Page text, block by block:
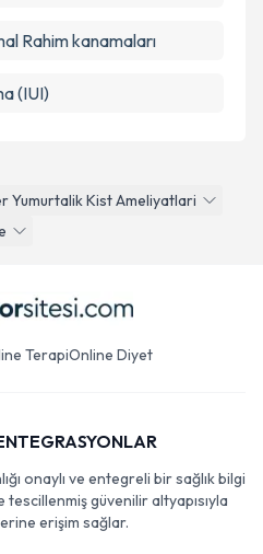
Yumurtalik Kist Ameliyatlari
Rahim kanamaları
(IUI)
TerapiOnline Diyet
onaylı ve entegreli bir sağlık bilgi
güvenilir altyapısıyla
erişim sağlar.